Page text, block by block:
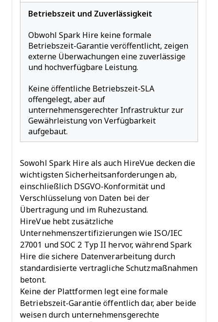
Betriebszeit und Zuverlässigkeit
Obwohl Spark Hire keine formale
Betriebszeit-Garantie veröffentlicht, zeigen
externe Überwachungen eine zuverlässige
und hochverfügbare Leistung.
Keine öffentliche Betriebszeit-SLA
offengelegt, aber auf
unternehmensgerechter Infrastruktur zur
Gewährleistung von Verfügbarkeit
aufgebaut.
Sowohl Spark Hire als auch HireVue decken die
wichtigsten Sicherheitsanforderungen ab,
einschließlich DSGVO-Konformität und
Verschlüsselung von Daten bei der
Übertragung und im Ruhezustand.
HireVue hebt zusätzliche
Unternehmenszertifizierungen wie ISO/IEC
27001 und SOC 2 Typ II hervor, während Spark
Hire die sichere Datenverarbeitung durch
standardisierte vertragliche Schutzmaßnahmen
betont.
Keine der Plattformen legt eine formale
Betriebszeit-Garantie öffentlich dar, aber beide
weisen durch unternehmensgerechte